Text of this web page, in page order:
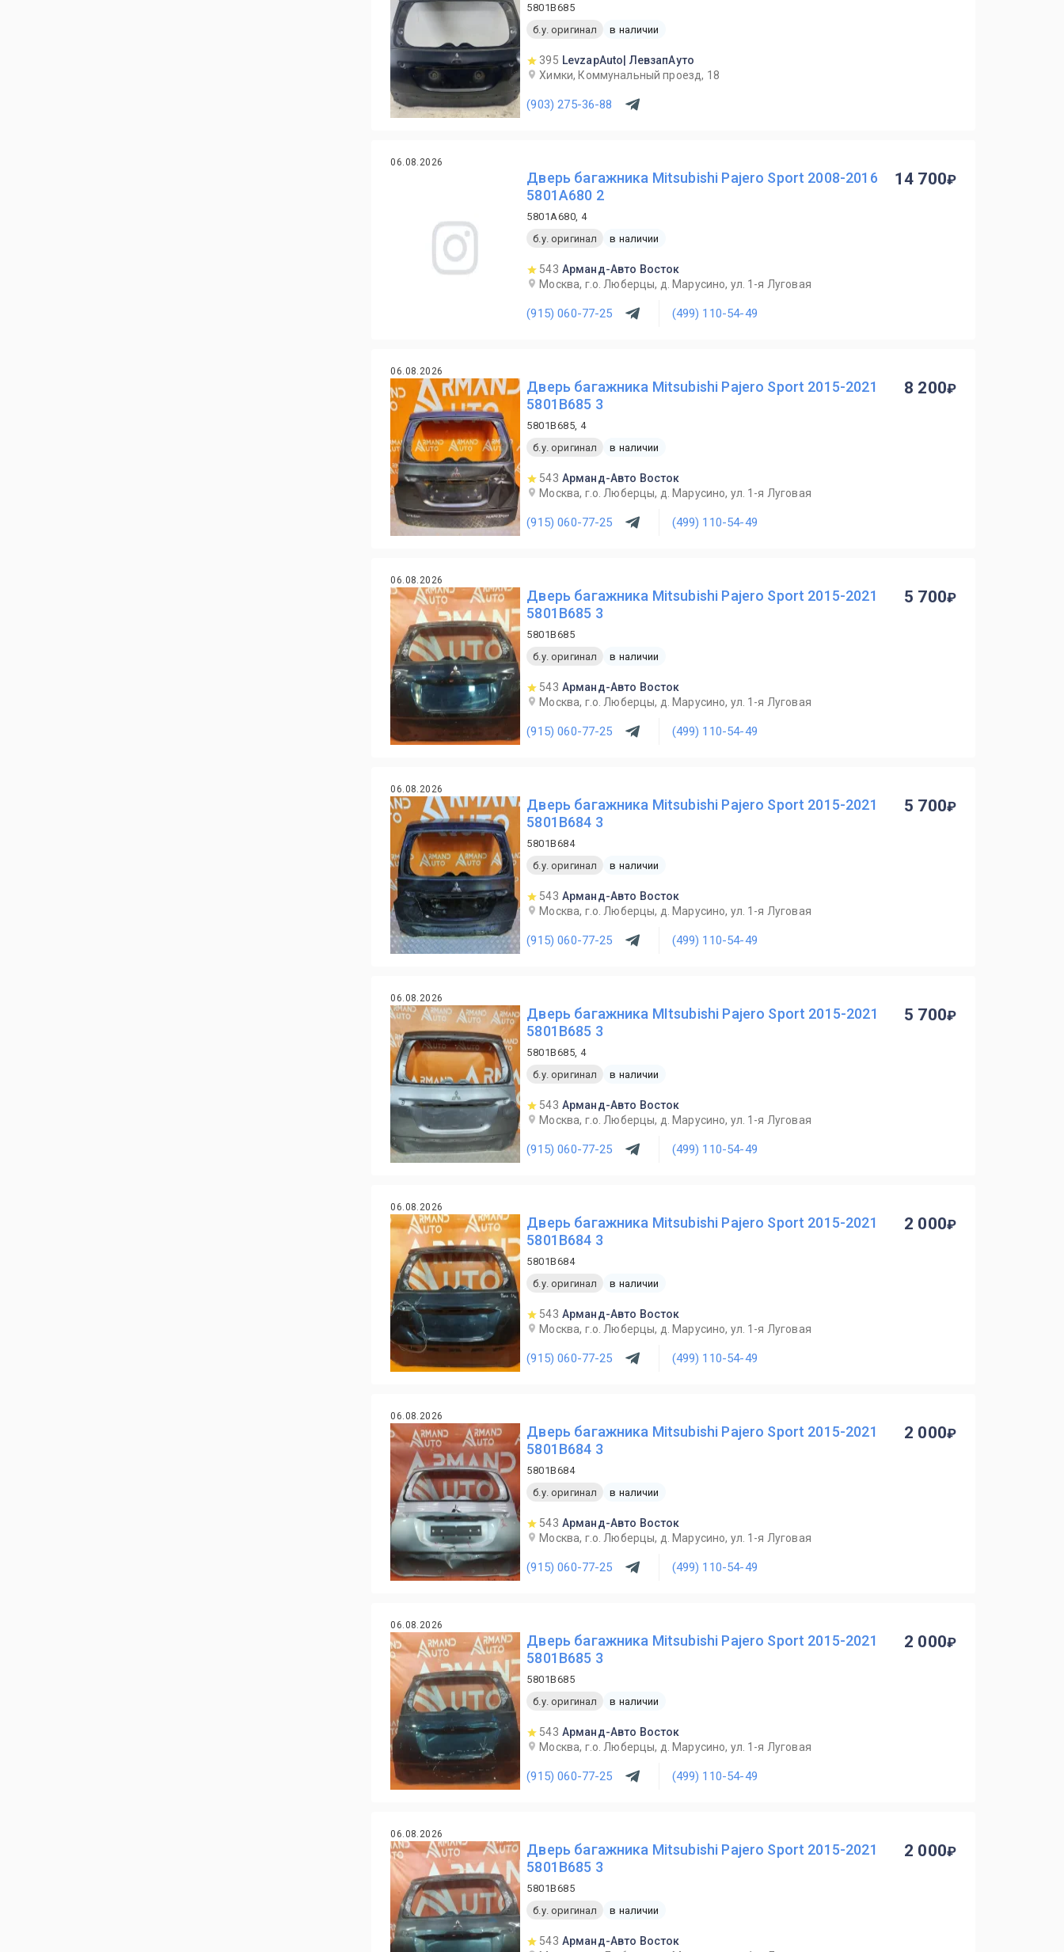
5801B685
б.у. оригинал
в наличии
395 LevzapAuto| ЛевзапАуто
Химки, Коммунальный проезд, 18
(903) 275-36-88
06.08.2026
Дверь багажника Mitsubishi Pajero Sport 2008-2016
5801A680 2
5801A680, 4
б.у. оригинал
в наличии
543 Арманд-Авто Восток
Москва, г.о. Люберцы, д. Марусино, ул. 1-я Луговая
(915) 060-77-25 (499) 110-54-49
14 700
06.08.2026
Дверь багажника Mitsubishi Pajero Sport 2015-2021
5801B685 3
5801B685, 4
б.у. оригинал
в наличии
543 Арманд-Авто Восток
Москва, г.о. Люберцы, д. Марусино, ул. 1-я Луговая
(915) 060-77-25 (499) 110-54-49
8 200
06.08.2026
Дверь багажника Mitsubishi Pajero Sport 2015-2021
5801B685 3
5801B685
б.у. оригинал
в наличии
543 Арманд-Авто Восток
Москва, г.о. Люберцы, д. Марусино, ул. 1-я Луговая
(915) 060-77-25 (499) 110-54-49
5 700
06.08.2026
Дверь багажника Mitsubishi Pajero Sport 2015-2021
5801B684 3
5801B684
б.у. оригинал
в наличии
543 Арманд-Авто Восток
Москва, г.о. Люберцы, д. Марусино, ул. 1-я Луговая
(915) 060-77-25 (499) 110-54-49
5 700
06.08.2026
Дверь багажника MItsubishi Pajero Sport 2015-2021
5801B685 3
5801B685, 4
б.у. оригинал
в наличии
543 Арманд-Авто Восток
Москва, г.о. Люберцы, д. Марусино, ул. 1-я Луговая
(915) 060-77-25 (499) 110-54-49
5 700
06.08.2026
Дверь багажника Mitsubishi Pajero Sport 2015-2021
5801B684 3
5801B684
б.у. оригинал
в наличии
543 Арманд-Авто Восток
Москва, г.о. Люберцы, д. Марусино, ул. 1-я Луговая
(915) 060-77-25 (499) 110-54-49
2 000
06.08.2026
Дверь багажника Mitsubishi Pajero Sport 2015-2021
5801B684 3
5801B684
б.у. оригинал
в наличии
543 Арманд-Авто Восток
Москва, г.о. Люберцы, д. Марусино, ул. 1-я Луговая
(915) 060-77-25 (499) 110-54-49
2 000
06.08.2026
Дверь багажника Mitsubishi Pajero Sport 2015-2021
5801B685 3
5801B685
б.у. оригинал
в наличии
543 Арманд-Авто Восток
Москва, г.о. Люберцы, д. Марусино, ул. 1-я Луговая
(915) 060-77-25 (499) 110-54-49
2 000
06.08.2026
Дверь багажника Mitsubishi Pajero Sport 2015-2021
5801B685 3
5801B685
б.у. оригинал
в наличии
543 Арманд-Авто Восток
2 000